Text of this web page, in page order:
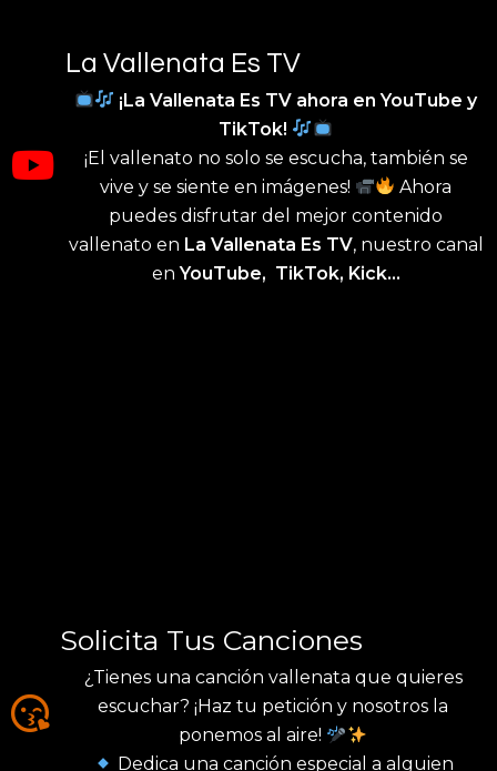
LA Vallenata Es TV
¡La Vallenata Es TV ahora en YouTube y
TikTok!
¡El vallenato no solo se escucha, también se
vive y se siente en imágenes!
Ahora
puedes disfrutar del mejor contenido
vallenato en La Vallenata Es TV, nuestro canal
enYouTube, TikTok, Kick...
SOlicita Tus Canciones
¿Tienes una canción vallenata que quieres
escuchar? ¡Haz tu petición y nosotros la
ponemos al aire!
Dedica una canción especial a alguien